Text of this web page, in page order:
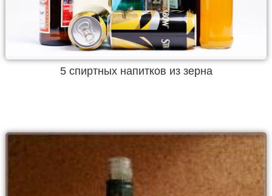
5 спиртных напитков из зерна